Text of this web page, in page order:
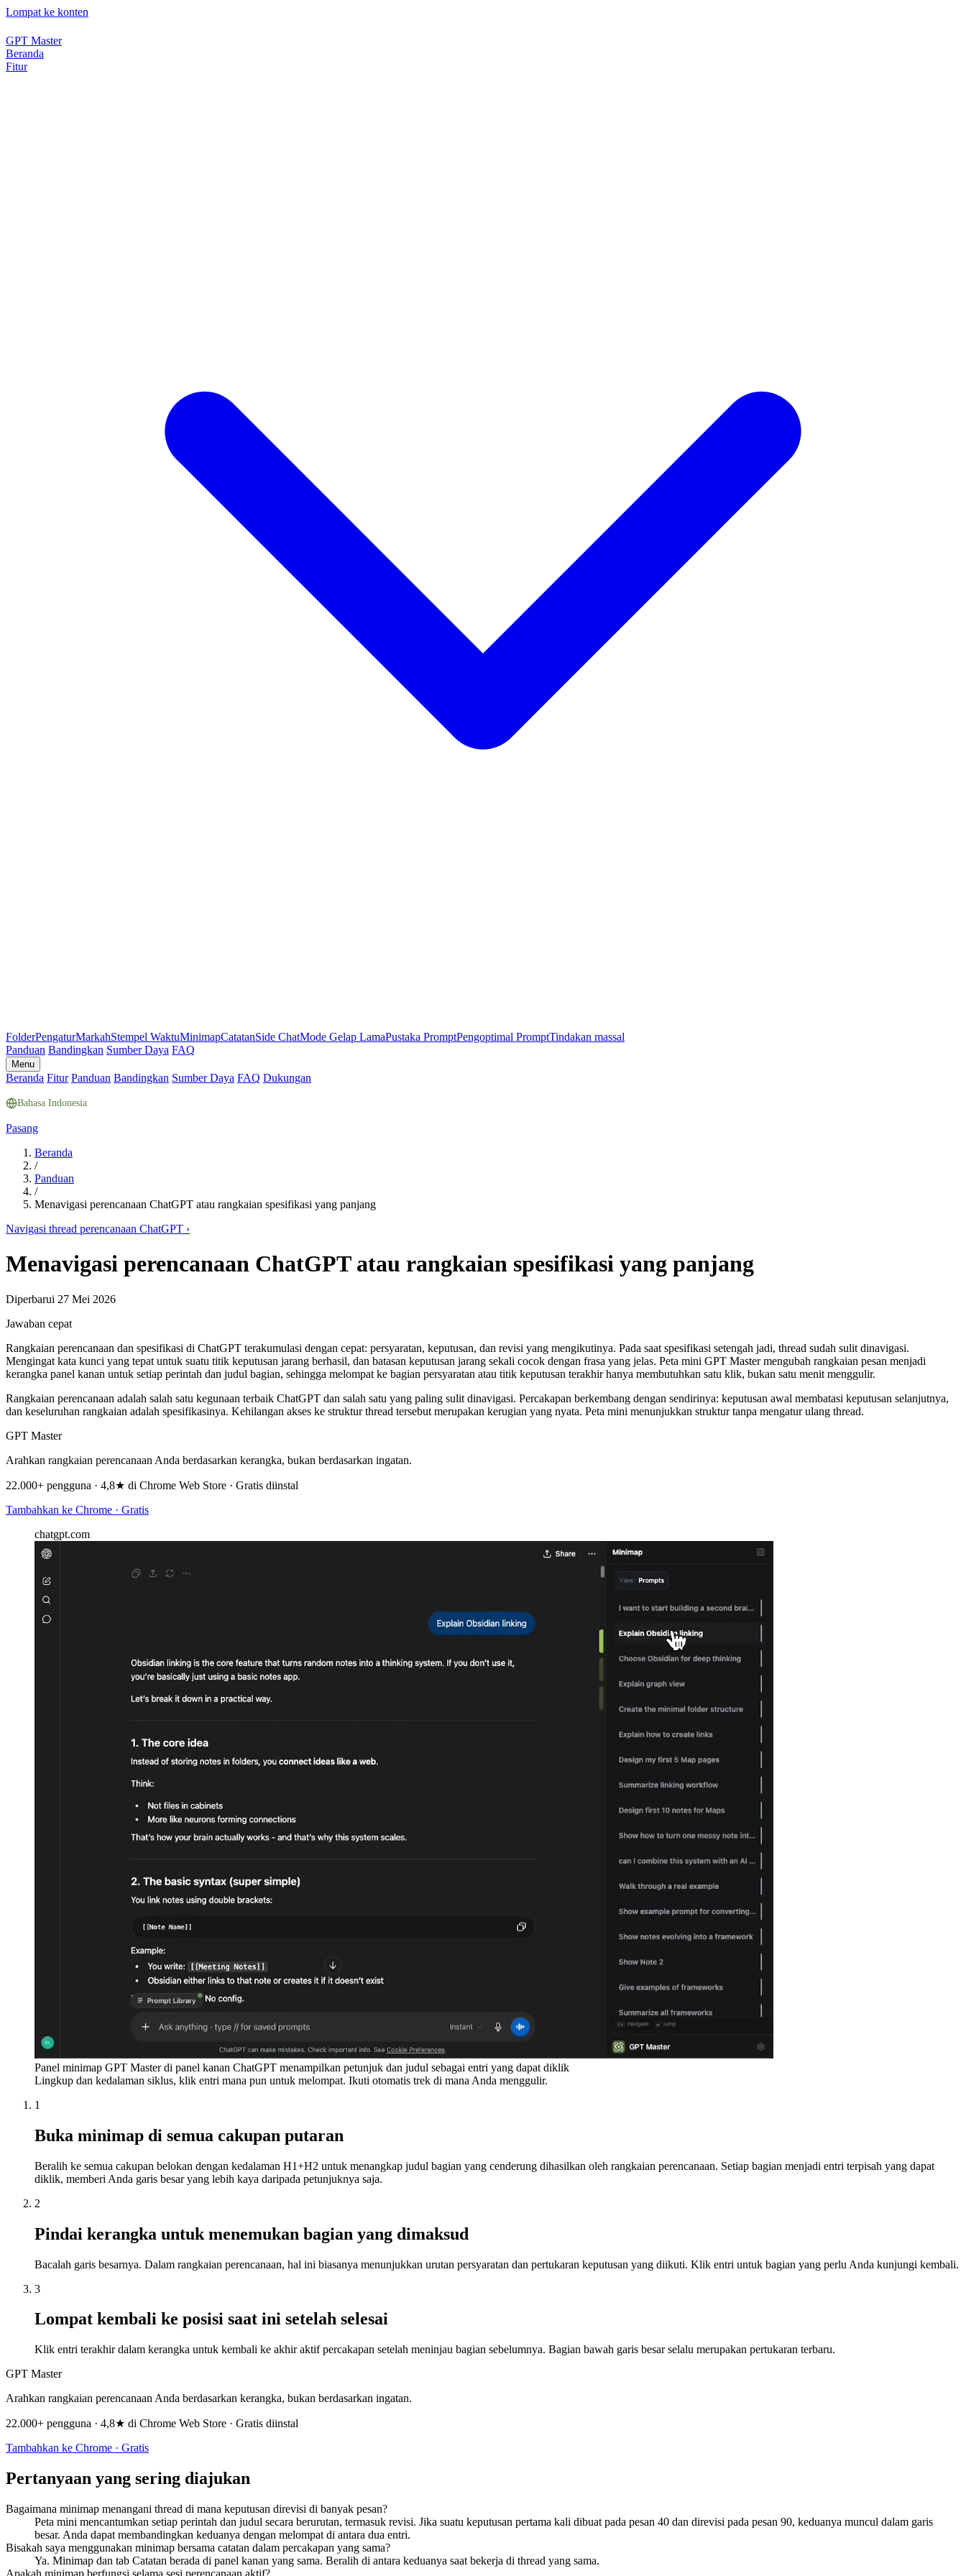
Lompat ke konten
GPT Master
Beranda
Fitur
FolderPengaturMarkahStempel WaktuMinimapCatatanSide ChatMode Gelap LamaPustaka PromptPengoptimal PromptTindakan massal
Panduan Bandingkan Sumber Daya FAQ
Menu
Beranda Fitur Panduan Bandingkan Sumber Daya FAQ Dukungan
Bahasa Indonesia
Pasang
Beranda
/
Panduan
/
Menavigasi perencanaan ChatGPT atau rangkaian spesifikasi yang panjang
Navigasi thread perencanaan ChatGPT ›
Menavigasi perencanaan ChatGPT atau rangkaian spesifikasi yang panjang
Diperbarui 27 Mei 2026
Jawaban cepat
Rangkaian perencanaan dan spesifikasi di ChatGPT terakumulasi dengan cepat: persyaratan, keputusan, dan revisi yang mengikutinya. Pada saat spesifikasi setengah jadi, thread sudah sulit dinavigasi.
Mengingat kata kunci yang tepat untuk suatu titik keputusan jarang berhasil, dan batasan keputusan jarang sekali cocok dengan frasa yang jelas. Peta mini GPT Master mengubah rangkaian pesan menjadi
kerangka panel kanan untuk setiap perintah dan judul bagian, sehingga melompat ke bagian persyaratan atau titik keputusan terakhir hanya membutuhkan satu klik, bukan satu menit menggulir.
Rangkaian perencanaan adalah salah satu kegunaan terbaik ChatGPT dan salah satu yang paling sulit dinavigasi. Percakapan berkembang dengan sendirinya: keputusan awal membatasi keputusan selanjutnya,
dan keseluruhan rangkaian adalah spesifikasinya. Kehilangan akses ke struktur thread tersebut merupakan kerugian yang nyata. Peta mini menunjukkan struktur tanpa mengatur ulang thread.
GPT Master
Arahkan rangkaian perencanaan Anda berdasarkan kerangka, bukan berdasarkan ingatan.
22.000+ pengguna · 4,8★ di Chrome Web Store · Gratis diinstal
Tambahkan ke Chrome · Gratis
chatgpt.com
Panel minimap GPT Master di panel kanan ChatGPT menampilkan petunjuk dan judul sebagai entri yang dapat diklik
Lingkup dan kedalaman siklus, klik entri mana pun untuk melompat. Ikuti otomatis trek di mana Anda menggulir.
1
Buka minimap di semua cakupan putaran
Beralih ke semua cakupan belokan dengan kedalaman H1+H2 untuk menangkap judul bagian yang cenderung dihasilkan oleh rangkaian perencanaan. Setiap bagian menjadi entri terpisah yang dapat
diklik, memberi Anda garis besar yang lebih kaya daripada petunjuknya saja.
2
Pindai kerangka untuk menemukan bagian yang dimaksud
Bacalah garis besarnya. Dalam rangkaian perencanaan, hal ini biasanya menunjukkan urutan persyaratan dan pertukaran keputusan yang diikuti. Klik entri untuk bagian yang perlu Anda kunjungi kembali.
3
Lompat kembali ke posisi saat ini setelah selesai
Klik entri terakhir dalam kerangka untuk kembali ke akhir aktif percakapan setelah meninjau bagian sebelumnya. Bagian bawah garis besar selalu merupakan pertukaran terbaru.
GPT Master
Arahkan rangkaian perencanaan Anda berdasarkan kerangka, bukan berdasarkan ingatan.
22.000+ pengguna · 4,8★ di Chrome Web Store · Gratis diinstal
Tambahkan ke Chrome · Gratis
Pertanyaan yang sering diajukan
Bagaimana minimap menangani thread di mana keputusan direvisi di banyak pesan?
Peta mini mencantumkan setiap perintah dan judul secara berurutan, termasuk revisi. Jika suatu keputusan pertama kali dibuat pada pesan 40 dan direvisi pada pesan 90, keduanya muncul dalam garis
besar. Anda dapat membandingkan keduanya dengan melompat di antara dua entri.
Bisakah saya menggunakan minimap bersama catatan dalam percakapan yang sama?
Ya. Minimap dan tab Catatan berada di panel kanan yang sama. Beralih di antara keduanya saat bekerja di thread yang sama.